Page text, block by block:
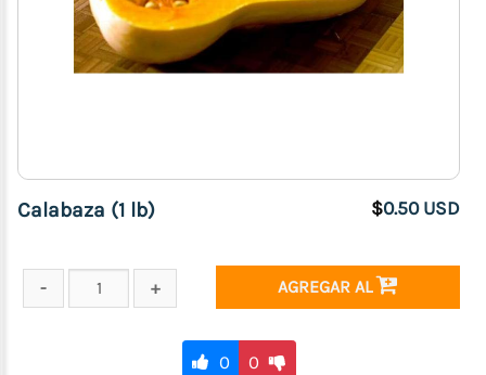
Calabaza (1 lb) $0.50 USD
AGREGAR AL
0 0